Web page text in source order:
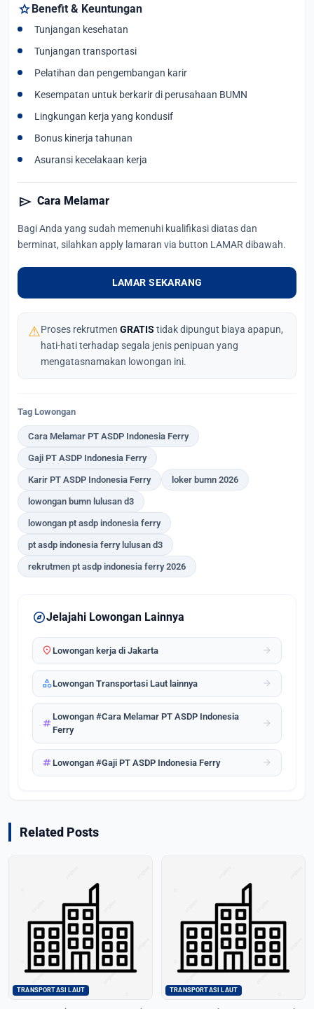
starBenefit & Keuntungan
Tunjangan kesehatan
Tunjangan transportasi
Pelatihan dan pengembangan karir
Kesempatan untuk berkarir di perusahaan BUMN
Lingkungan kerja yang kondusif
Bonus kinerja tahunan
Asuransi kecelakaan kerja
send Cara Melamar
Bagi Anda yang sudah memenuhi kualifikasi diatas dan
berminat, silahkan apply lamaran via button LAMAR dibawah.
LAMAR SEKARANG
⚠Proses rekrutmen GRATIS tidak dipungut biaya apapun,
hati-hati terhadap segala jenis penipuan yang
mengatasnamakan lowongan ini.
Tag Lowongan
Cara Melamar PT ASDP Indonesia Ferry
Gaji PT ASDP Indonesia Ferry
Karir PT ASDP Indonesia Ferry loker bumn 2026
lowongan bumn lulusan d3
lowongan pt asdp indonesia ferry
pt asdp indonesia ferry lulusan d3
rekrutmen pt asdp indonesia ferry 2026
exploreJelajahi Lowongan Lainnya
location_onLowongan kerja di Jakarta arrow_forward
categoryLowongan Transportasi Laut lainnya arrow_forward
tagLowongan #Cara Melamar PT ASDP Indonesia
Ferry
arrow_forward
tagLowongan #Gaji PT ASDP Indonesia Ferry arrow_forward
Related Posts
TRANSPORTASI LAUT TRANSPORTASI LAUT